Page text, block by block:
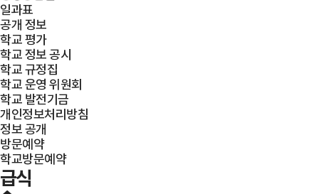
일과표
공개 정보
학교 평가
학교 정보 공시
학교 규정집
학교 운영 위원회
학교 발전기금
개인정보처리방침
정보 공개
방문예약
학교방문예약
급식